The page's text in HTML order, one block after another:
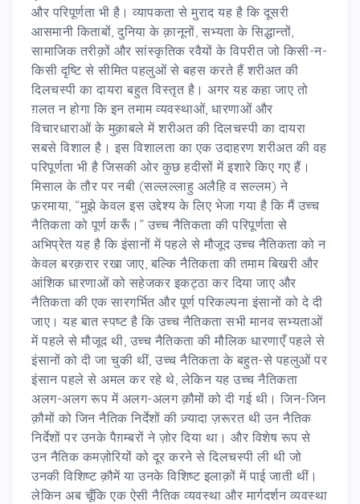
और परिपूर्णता भी है। व्यापकता से मुराद यह है कि दूसरी
आसमानी किताबों, दुनिया के क़ानूनों, सभ्यता के सिद्धान्तों,
सामाजिक तरीक़ों और सांस्कृतिक रवैयों के विपरीत जो किसी-न-
किसी दृष्टि से सीमित पहलुओं से बहस करते हैं शरीअत की
दिलचस्पी का दायरा बहुत विस्तृत है। अगर यह कहा जाए तो
ग़लत न होगा कि इन तमाम व्यवस्थाओं, धारणाओं और
विचारधाराओं के मुक़ाबले में शरीअत की दिलचस्पी का दायरा
सबसे विशाल है। इस विशालता का एक उदाहरण शरीअत की वह
परिपूर्णता भी है जिसकी ओर कुछ हदीसों में इशारे किए गए हैं।
मिसाल के तौर पर नबी (सल्लल्लाहु अलैहि व सल्लम) ने
फ़रमाया, “मुझे केवल इस उद्देश्य के लिए भेजा गया है कि मैं उच्च
नैतिकता को पूर्ण करूँ।” उच्च नैतिकता की परिपूर्णता से
अभिप्रेत यह है कि इंसानों में पहले से मौजूद उच्च नैतिकता को न
केवल बरक़रार रखा जाए, बल्कि नैतिकता की तमाम बिखरी और
आंशिक धारणाओं को सहेजकर इकट्ठा कर दिया जाए और
नैतिकता की एक सारगर्भित और पूर्ण परिकल्पना इंसानों को दे दी
जाए। यह बात स्पष्ट है कि उच्च नैतिकता सभी मानव सभ्यताओं
में पहले से मौजूद थी, उच्च नैतिकता की मौलिक धारणाएँ पहले से
इंसानों को दी जा चुकी थीं, उच्च नैतिकता के बहुत-से पहलुओं पर
इंसान पहले से अमल कर रहे थे, लेकिन यह उच्च नैतिकता
अलग-अलग रूप में अलग-अलग क़ौमों को दी गई थी। जिन-जिन
क़ौमों को जिन नैतिक निर्देशों की ज़्यादा ज़रूरत थी उन नैतिक
निर्देशों पर उनके पैग़म्बरों ने ज़ोर दिया था। और विशेष रूप से
उन नैतिक कमज़ोरियों को दूर करने से दिलचस्पी ली थी जो
उनकी विशिष्ट क़ौमें या उनके विशिष्ट इलाक़ों में पाई जाती थीं।
लेकिन अब चूँकि एक ऐसी नैतिक व्यवस्था और मार्गदर्शन व्यवस्था